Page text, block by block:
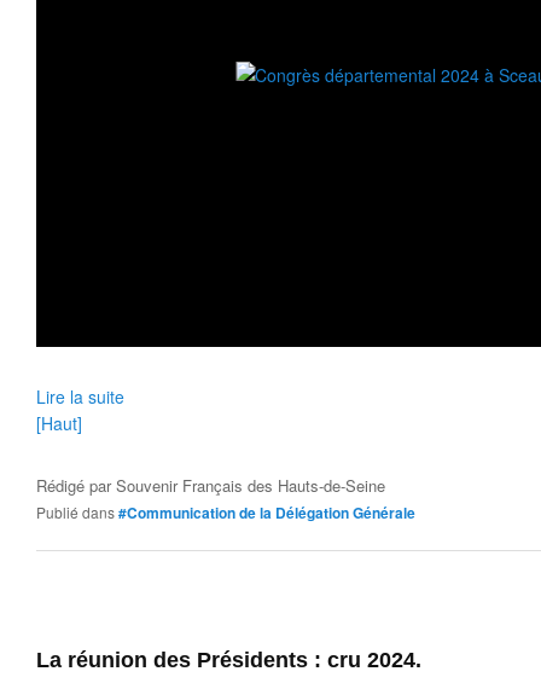
Lire la suite
[Haut]
Rédigé parSouvenir Français des Hauts-de-Seine
Publié dans#Communication de la Délégation Générale
La réunion des Présidents : cru 2024.